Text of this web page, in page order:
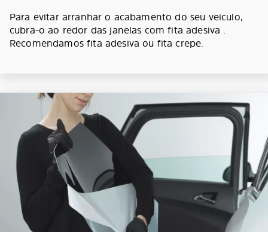
Para evitar arranhar o acabamento do seu veículo,
cubra-o ao redor das janelas com fita adesiva .
Recomendamos fita adesiva ou fita crepe.